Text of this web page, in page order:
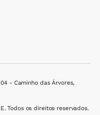
- Caminho das Árvores,
Todos os direitos reservados.